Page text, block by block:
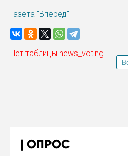
Газета "Вперед"
Нет таблицы news_voting
ОПРОС